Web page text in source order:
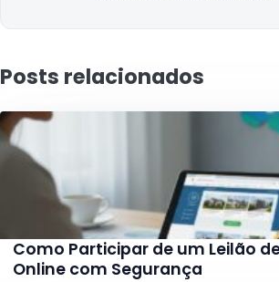
Posts relacionados
Como Participar de um Leilão
Online com Segurança